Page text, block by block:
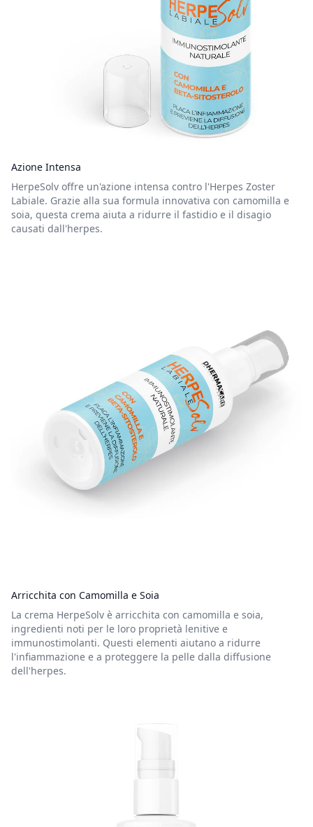
Azione Intensa
HerpeSolv offre un'azione intensa contro l'Herpes Zoster
Labiale. Grazie alla sua formula innovativa con camomilla e
soia, questa crema aiuta a ridurre il fastidio e il disagio
causati dall'herpes.
Arricchita con Camomilla e Soia
La crema HerpeSolv è arricchita con camomilla e soia,
ingredienti noti per le loro proprietà lenitive e
immunostimolanti. Questi elementi aiutano a ridurre
l'infiammazione e a proteggere la pelle dalla diffusione
dell'herpes.